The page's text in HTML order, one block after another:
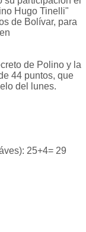
Hugo Tinelli"
de Bolívar, para
de Polino y la
44 puntos, que
del lunes.
25+4= 29